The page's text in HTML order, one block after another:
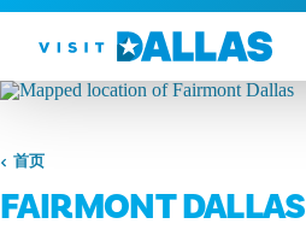
跳转到内容
首页
FAIRMONT DALLAS